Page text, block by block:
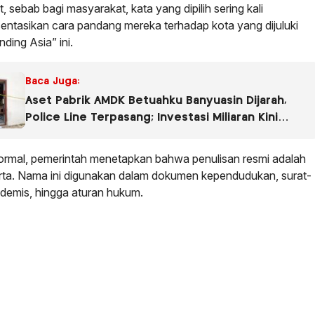
sebab bagi masyarakat, kata yang dipilih sering kali
cara pandang mereka terhadap kota yang dijuluki
Asia” ini.
Baca Juga:
Aset Pabrik AMDK Betuahku Banyuasin Dijarah,
Police Line Terpasang; Investasi Miliaran Kini
pemerintah menetapkan bahwa penulisan resmi adalah
Nama ini digunakan dalam dokumen kependudukan, surat-
hingga aturan hukum.